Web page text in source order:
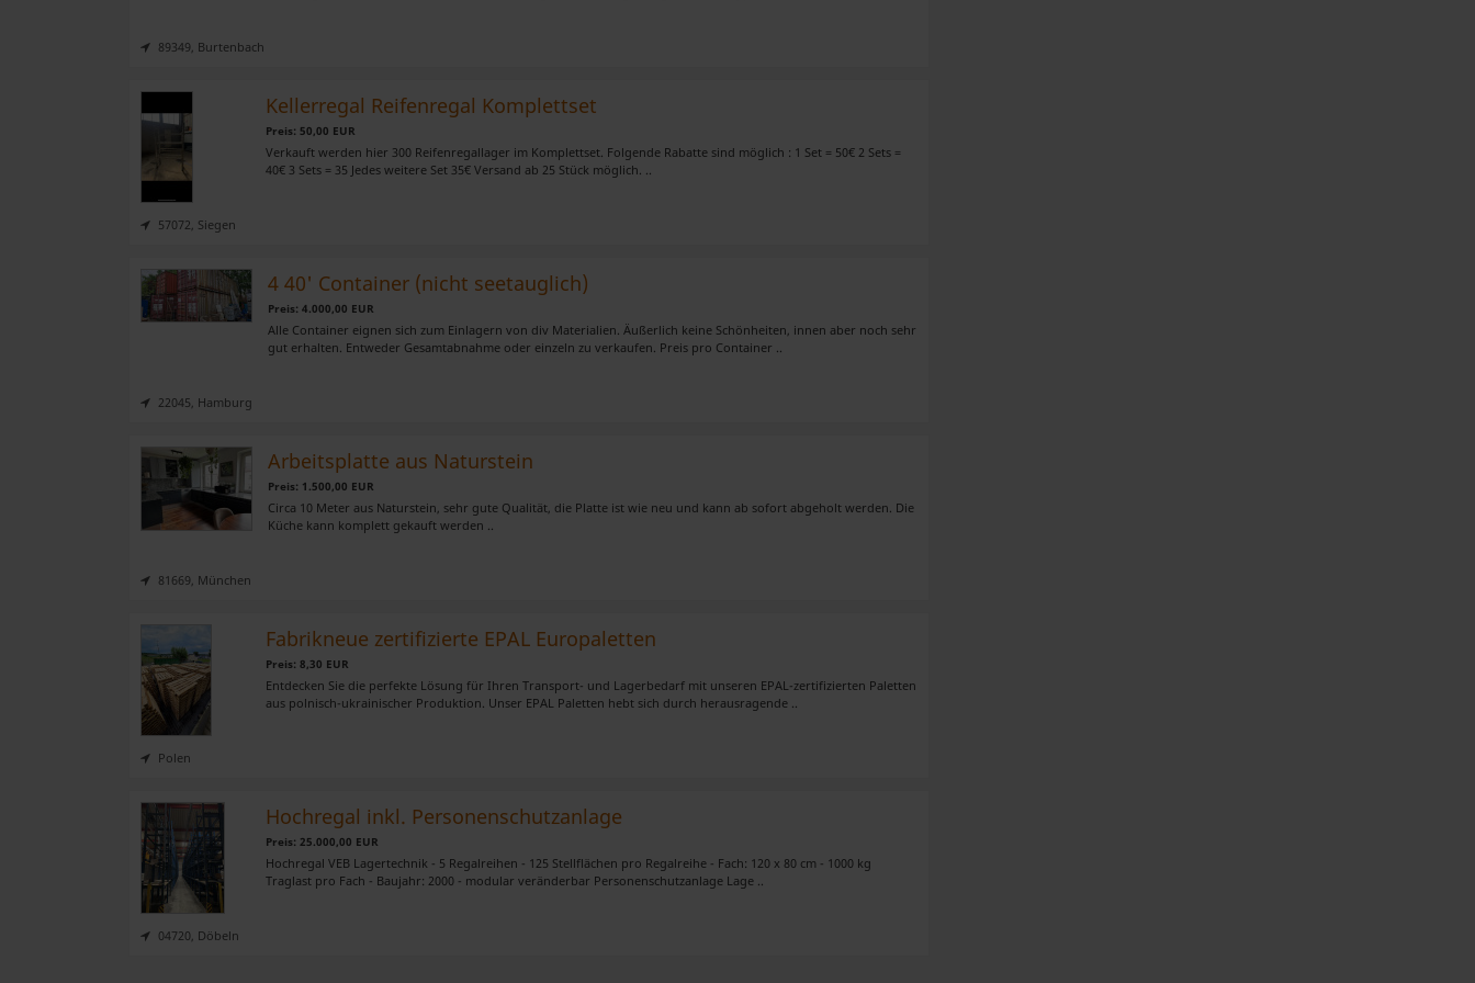
89349, Burtenbach
Kellerregal Reifenregal Komplettset
Preis: 50,00 EUR
Verkauft werden hier 300 Reifenregallager im Komplettset. Folgende Rabatte sind möglich : 1 Set = 50€ 2 Sets =
40€ 3 Sets = 35 Jedes weitere Set 35€ Versand ab 25 Stück möglich. ..
57072, Siegen
4 40' Container (nicht seetauglich)
Preis: 4.000,00 EUR
Alle Container eignen sich zum Einlagern von div Materialien. Äußerlich keine Schönheiten, innen aber noch sehr
gut erhalten. Entweder Gesamtabnahme oder einzeln zu verkaufen. Preis pro Container ..
22045, Hamburg
Arbeitsplatte aus Naturstein
Preis: 1.500,00 EUR
Circa 10 Meter aus Naturstein, sehr gute Qualität, die Platte ist wie neu und kann ab sofort abgeholt werden. Die
Küche kann komplett gekauft werden ..
81669, München
Fabrikneue zertifizierte EPAL Europaletten
Preis: 8,30 EUR
Entdecken Sie die perfekte Lösung für Ihren Transport- und Lagerbedarf mit unseren EPAL-zertifizierten Paletten
aus polnisch-ukrainischer Produktion. Unser EPAL Paletten hebt sich durch herausragende ..
Polen
Hochregal inkl. Personenschutzanlage
Preis: 25.000,00 EUR
Hochregal VEB Lagertechnik - 5 Regalreihen - 125 Stellflächen pro Regalreihe - Fach: 120 x 80 cm - 1000 kg
Traglast pro Fach - Baujahr: 2000 - modular veränderbar Personenschutzanlage Lage ..
04720, Döbeln